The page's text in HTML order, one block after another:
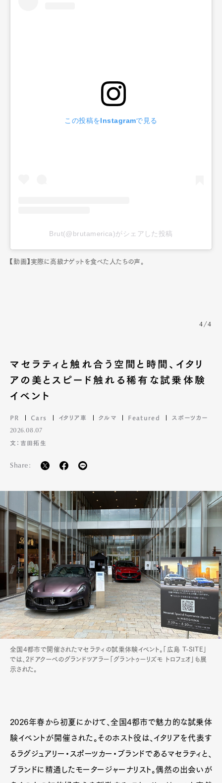
この投稿をInstagramで見る
Brut(@brutamerica)がシェアした投稿
【動画】実際に高級ナゲットを食べた人たちの声。
4/4
マセラティと触れ合う空間と時間、イタリ
アの美とスピード触れる稀有な試乗体験
イベント
PR Cars イタリア車 クルマ Featured スポーツカー
2026.08.07
文：吉田拓生
Share:
全国4都市で開催されたマセラティの試乗体験イベント。「広島 T-SITE」
では、2ドアクーペのグランドツアラー「グラントゥーリズモ トロフェオ」も展
示された。
2026年春から初夏にかけて、全国4都市で魅力的な試乗体
験イベントが開催された。そのホスト役は、イタリアを代表す
るラグジュアリー・スポーツカー・ブランドであるマセラティと、
ブランドに精通したモータージャーナリスト。偶然の出会いが